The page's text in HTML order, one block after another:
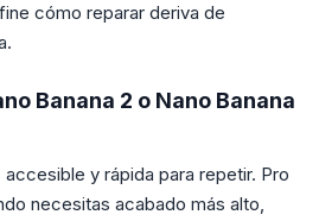
cómo reparar deriva de
Banana 2 o Nano Banana
accesible y rápida para repetir. Pro
necesitas acabado más alto,